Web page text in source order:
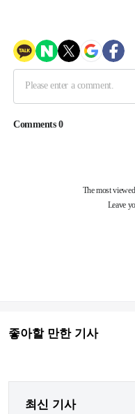
좋아할 만한 기사
최신 기사